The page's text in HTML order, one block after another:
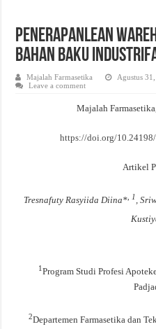
PenerapanLean
Bahan Baku
Majalah Farmasetika Agustus
Leave a comment
Majalah
https://doi.org/
Artikel
Tresnafuty Rasyiida Diina* , 1 ,
1Program Studi Profesi
2Departemen Farmasetika dan